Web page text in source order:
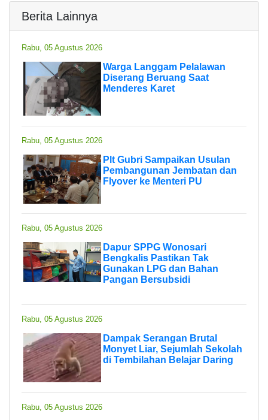
Berita Lainnya
Rabu, 05 Agustus 2026
Warga Langgam Pelalawan
Diserang Beruang Saat
Menderes Karet
Rabu, 05 Agustus 2026
Plt Gubri Sampaikan Usulan
Pembangunan Jembatan dan
Flyover ke Menteri PU
Rabu, 05 Agustus 2026
Dapur SPPG Wonosari
Bengkalis Pastikan Tak
Gunakan LPG dan Bahan
Pangan Bersubsidi
Rabu, 05 Agustus 2026
Dampak Serangan Brutal
Monyet Liar, Sejumlah Sekolah
di Tembilahan Belajar Daring
Rabu, 05 Agustus 2026